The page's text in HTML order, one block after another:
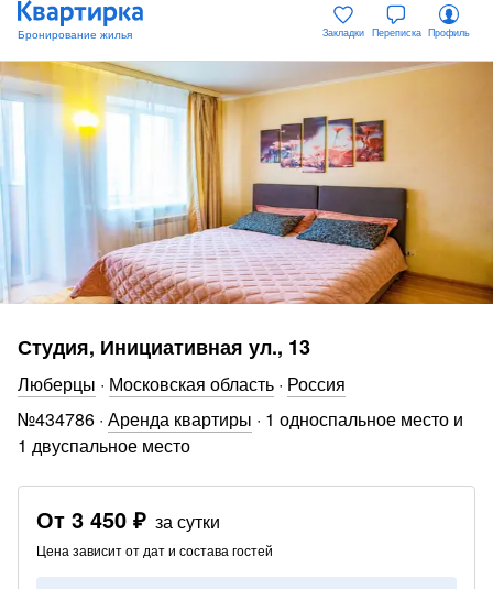
Закладки Переписка Профиль
Студия, Инициативная ул., 13
Люберцы · Московская область · Россия
№434786 · Аренда квартиры · 1 односпальное место и
1 двуспальное место
От 3 450 ₽ за сутки
Цена зависит от дат и состава гостей